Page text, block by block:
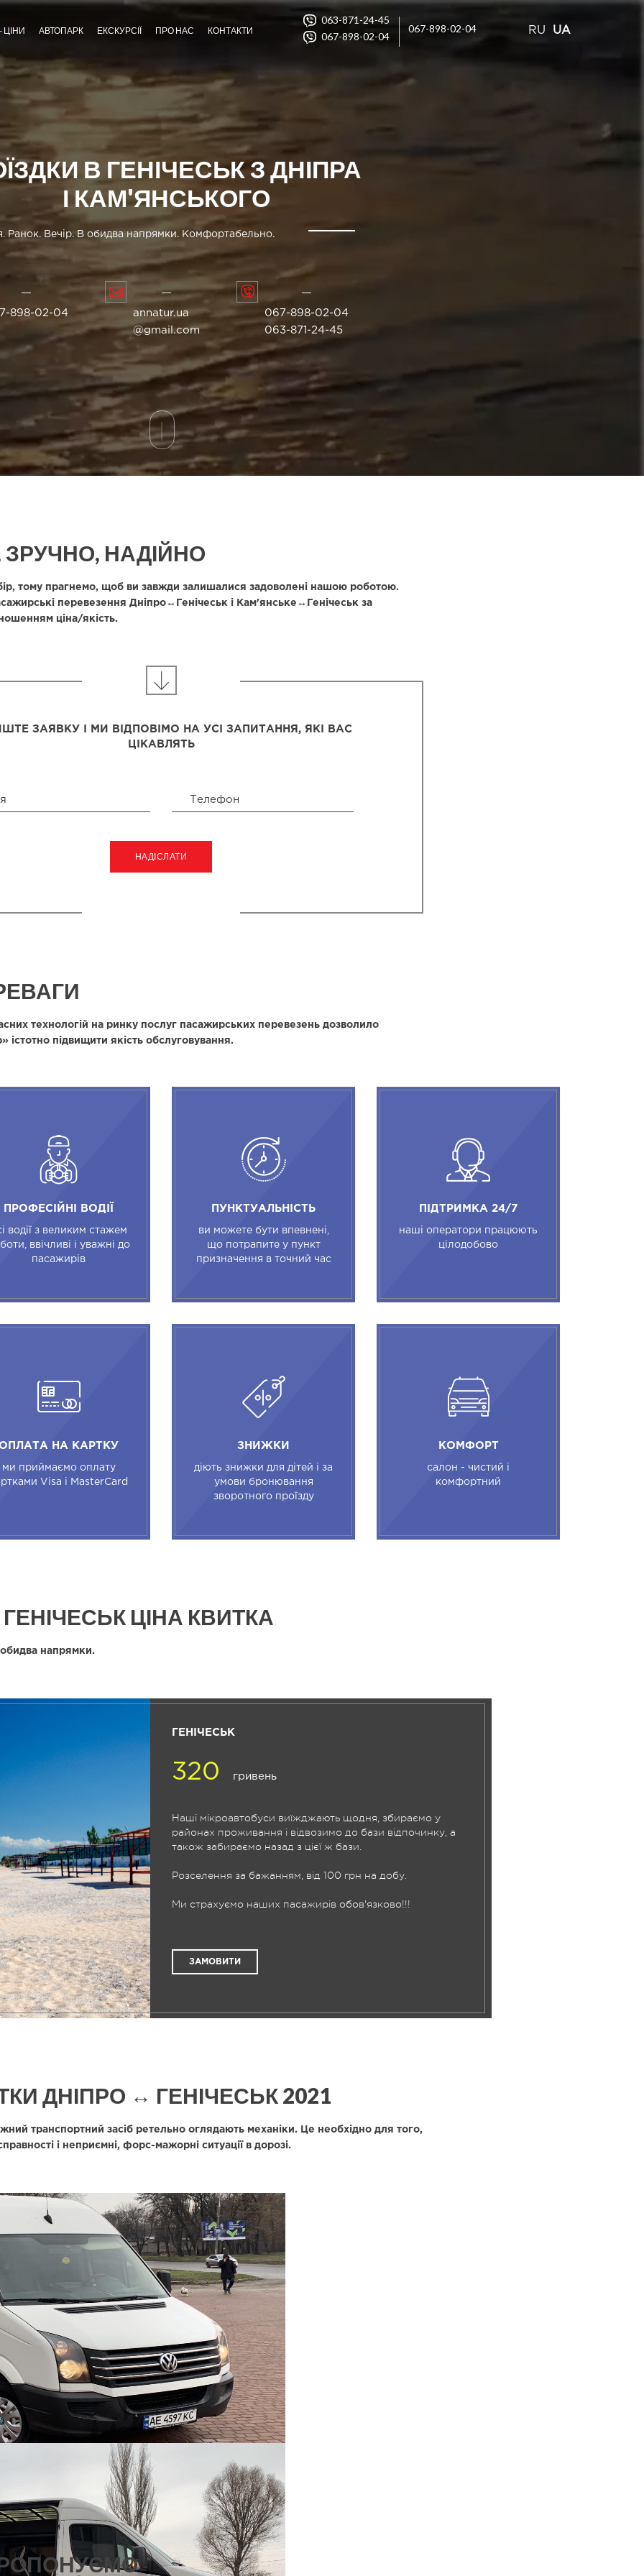
ЦІНИ АВТОПАРК ЕКСКУРСІЇ ПРО НАС КОНТАКТИ
063-871-24-45
067-898-02-04
067-898-02-04 RU UA
В ГЕНІЧЕСЬК З ДНІПРА
І КАМ'ЯНСЬКОГО
Ранок. Вечір. В обидва напрямки. Комфортабельно.
898-02-04
annatur.ua
@gmail.com
067-898-02-04
063-871-24-45
НАДІЙНО
тому прагнемо, щоб ви завжди залишалися задоволені нашою роботою.
перевезення Дніпро↔Генічеськ і Кам'янське↔Генічеськ за
ціна/якість.
ЗАЯВКУ І МИ ВІДПОВІМО НА УСІ ЗАПИТАННЯ, ЯКІ ВАС
ЦІКАВЛЯТЬ
технологій на ринку послуг пасажирських перевезень дозволило
істотно підвищити якість обслуговування.
ПРОФЕСІЙНІ ВОДІЇ
водії з великим стажем
ввічливі і уважні до
пасажирів
ПУНКТУАЛЬНІСТЬ
ви можете бути впевнені,
що потрапите у пункт
призначення в точний час
ПІДТРИМКА 24/7
наші оператори працюють
цілодобово
НА КАРТКУ
ми приймаємо оплату
Visa і MasterCard
ЗНИЖКИ
діють знижки для дітей і за
умови бронювання
зворотного проїзду
КОМФОРТ
салон - чистий і
комфортний
ЦІНА КВИТКА
напрямки.
ГЕНІЧЕСЬК
320 гривень
Наші мікроавтобуси виїжджають щодня, збираємо у
районах проживання і відвозимо до бази відпочинку, а
також забираємо назад з цієї ж бази.
Розселення за бажанням, від 100 грн на добу.
Ми страхуємо наших пасажирів обов'язково!!!
ЗАМОВИТИ
ДНІПРО ↔ ГЕНІЧЕСЬК 2021
транспортний засіб ретельно оглядають механіки. Це необхідно для того,
і неприємні, форс-мажорні ситуації в дорозі.